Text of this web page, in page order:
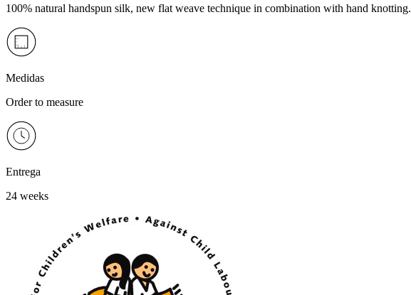
100% natural handspun silk, new flat weave technique in combination with hand knotting.
Medidas
Order to measure
Entrega
24 weeks